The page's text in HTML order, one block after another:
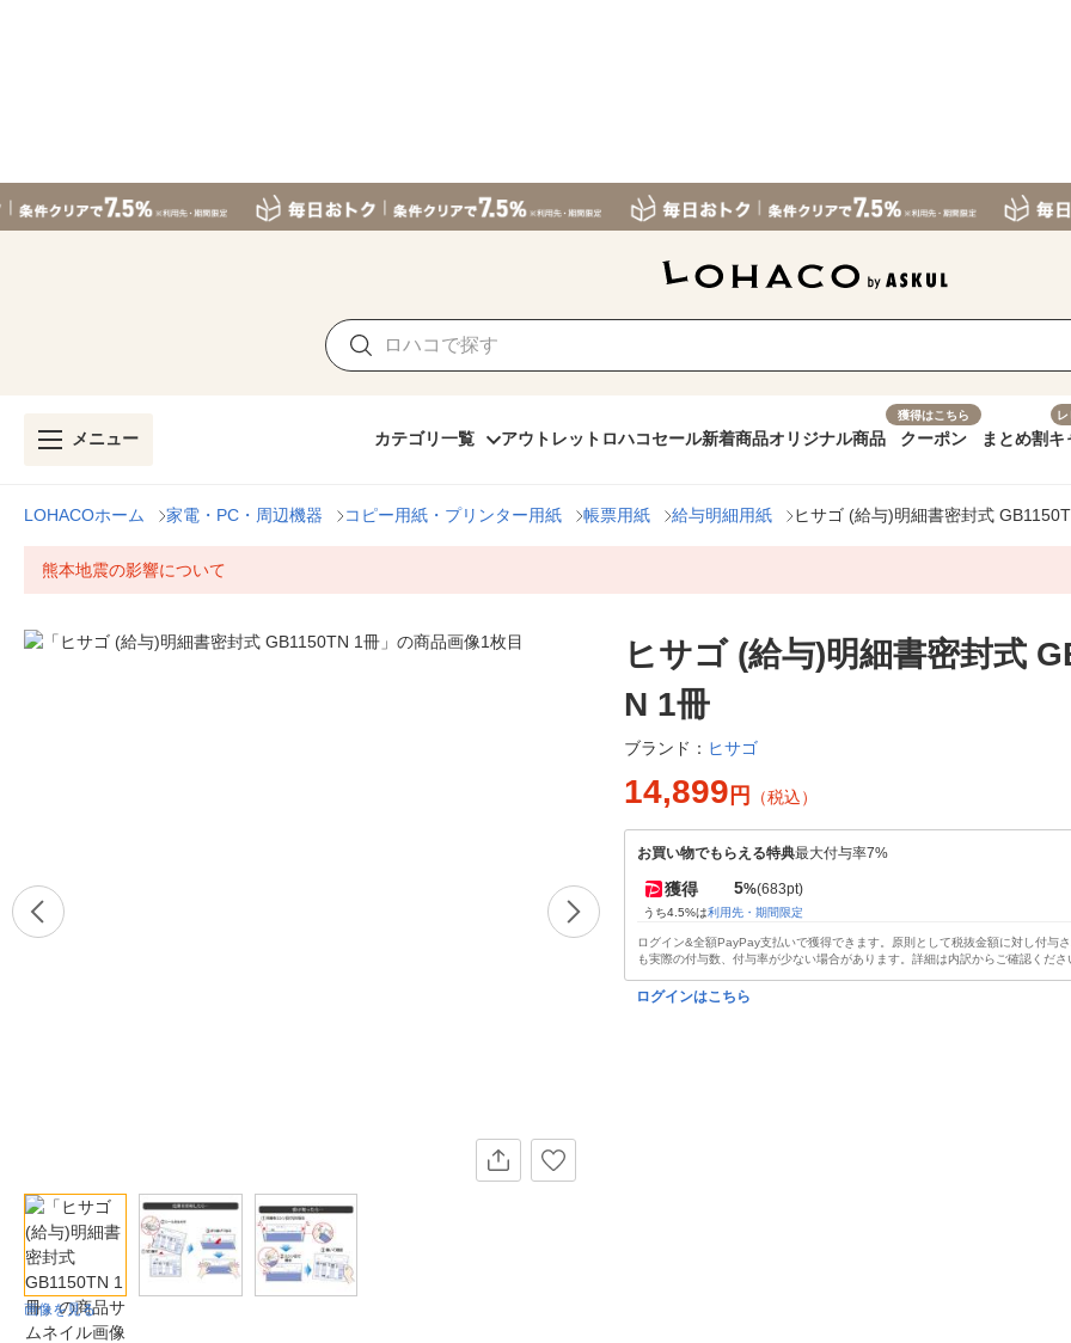
メニュー カテゴリ一覧 アウトレット ロハコセール新着商品オリジナル商品
獲得はこちら
クーポン まとめ割キ
LOHACOホーム 家電・PC・周辺機器 コピー用紙・プリンター用紙 帳票用紙 給与明細用紙 ヒサゴ (給与)明細書密封式
熊本地震の影響について
画像を見る
ヒサゴ (給与)明細書密封式
N 1冊
ブランド： ヒサゴ
14,899 円 （税込）
お買い物でもらえる特典最大付与率7%
獲得 5%(683pt)
うち4.5%は利用先・期間限定
ログイン&全額PayPay支払いで獲得できます。原則として税抜金額に対し付与
も実際の付与数、付与率が少ない場合があります。詳細は内訳からご確認くださ
ログインはこちら